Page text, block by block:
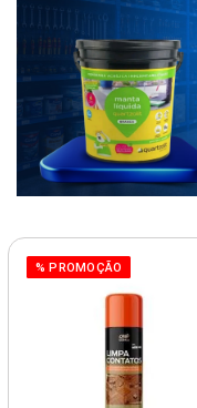
% PROMOÇÃO